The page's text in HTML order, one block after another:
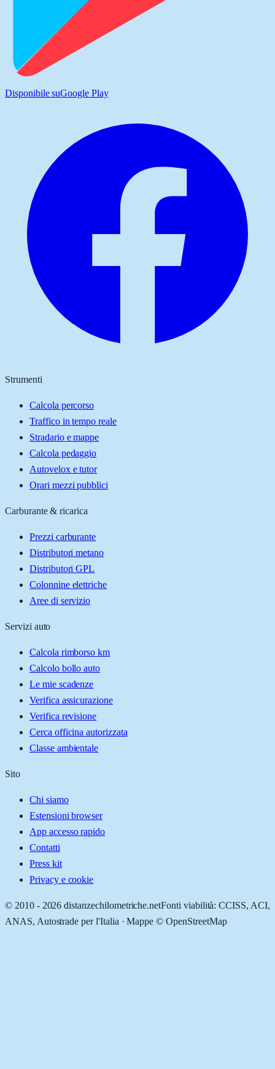
Disponibile suGoogle Play
Strumenti
Calcola percorso
Traffico in tempo reale
Stradario e mappe
Calcola pedaggio
Autovelox e tutor
Orari mezzi pubblici
Carburante & ricarica
Prezzi carburante
Distributori metano
Distributori GPL
Colonnine elettriche
Aree di servizio
Servizi auto
Calcola rimborso km
Calcolo bollo auto
Le mie scadenze
Verifica assicurazione
Verifica revisione
Cerca officina autorizzata
Classe ambientale
Sito
Chi siamo
Estensioni browser
App accesso rapido
Contatti
Press kit
Privacy e cookie
© 2010 - 2026 distanzechilometriche.netFonti viabilità: CCISS, ACI,
ANAS, Autostrade per l'Italia · Mappe © OpenStreetMap